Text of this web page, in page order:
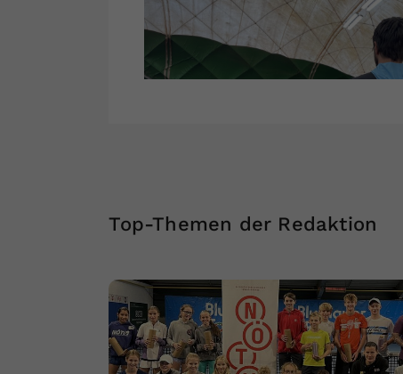
Top-Themen der Redaktion